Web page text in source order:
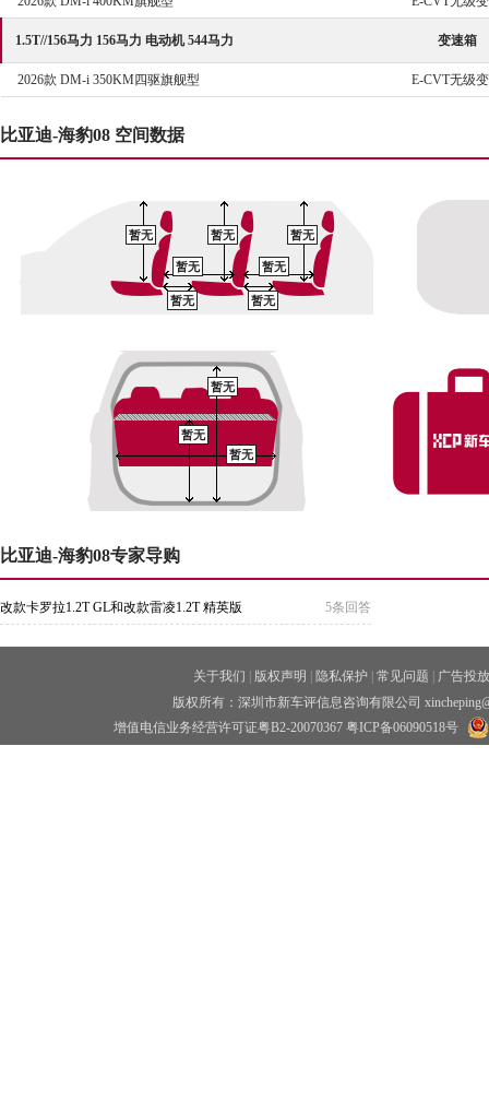
1.5T//156马力 156马力 电动机 544马力 变速箱
2026款 DM-i 350KM四驱旗舰型 E-CVT无级
比亚迪-海豹08 空间数据
暂无 暂无 暂无
暂无
暂无 暂无
暂无
暂无
暂无
暂无
比亚迪-海豹08专家导购
5条回答
改款卡罗拉1.2T GL和改款雷凌1.2T 精英版
关于我们 版权声明 隐私保护 常见问题
广告投放
版权所有：深圳市新车评信息咨询有限公司
增值电信业务经营许可证粤B2-20070367 粤ICP备06090518号